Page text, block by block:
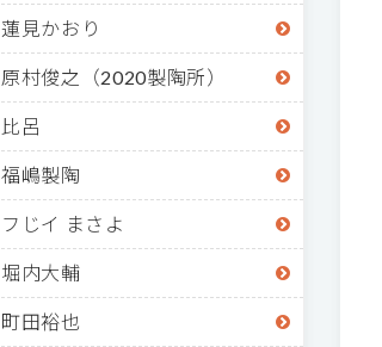
蓮見かおり
原村俊之（2020製陶所）
比呂
福嶋製陶
フじイ まさよ
堀内大輔
町田裕也